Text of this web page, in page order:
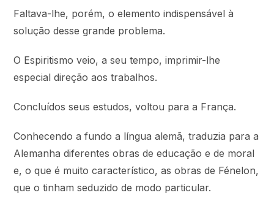
Faltava-lhe, porém, o elemento indispensável à
solução desse grande problema.
O Espiritismo veio, a seu tempo, imprimir-lhe
especial direção aos trabalhos.
Concluídos seus estudos, voltou para a França.
Conhecendo a fundo a língua alemã, traduzia para a
Alemanha diferentes obras de educação e de moral
e, o que é muito característico, as obras de Fénelon,
que o tinham seduzido de modo particular.